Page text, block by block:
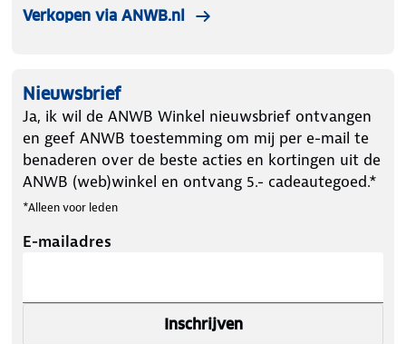
Verkopen via ANWB.nl
Nieuwsbrief
Ja, ik wil de ANWB Winkel nieuwsbrief ontvangen
en geef ANWB toestemming om mij per e-mail te
benaderen over de beste acties en kortingen uit de
ANWB (web)winkel en ontvang 5.- cadeautegoed.*
*Alleen voor leden
E-mailadres
Inschrijven